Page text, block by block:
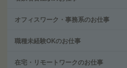
オフィスワーク・事務系のお仕事
職種未経験OKのお仕事
在宅・リモートワークのお仕事